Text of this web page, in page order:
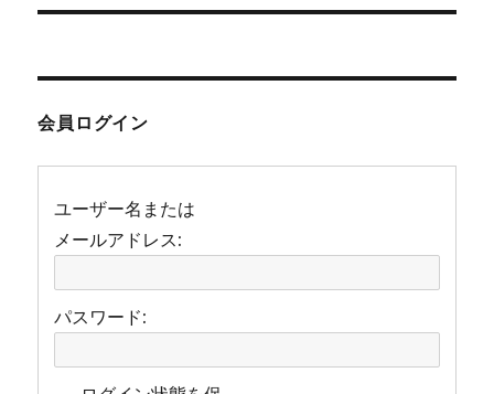
ン
稿:
会員ログイン
ユーザー名または
メールアドレス:
パスワード: